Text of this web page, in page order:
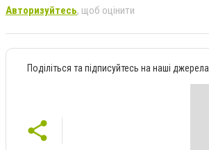
Авторизуйтесь, щоб оцінити
Поділіться та підписуйтесь на наші джерела